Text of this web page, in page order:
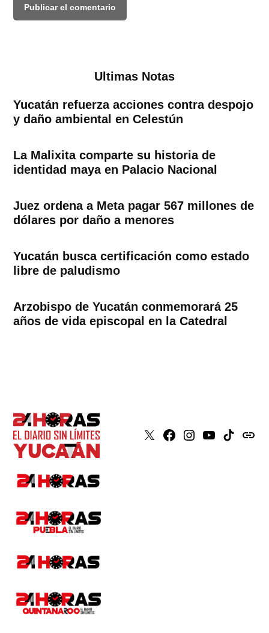
Ultimas Notas
Yucatán refuerza acciones contra despojo
y daño ambiental en Celestún
La Malixita comparte su historia de
identidad maya en Palacio Nacional
Juez ordena a Meta pagar 567 millones de
dólares por daño a menores
Yucatán busca certificación como estado
libre de paludismo
Arzobispo de Yucatán conmemorará 25
años de vida episcopal en la Catedral
X Faceboook
Instagram
YoutubeTiktokissuu